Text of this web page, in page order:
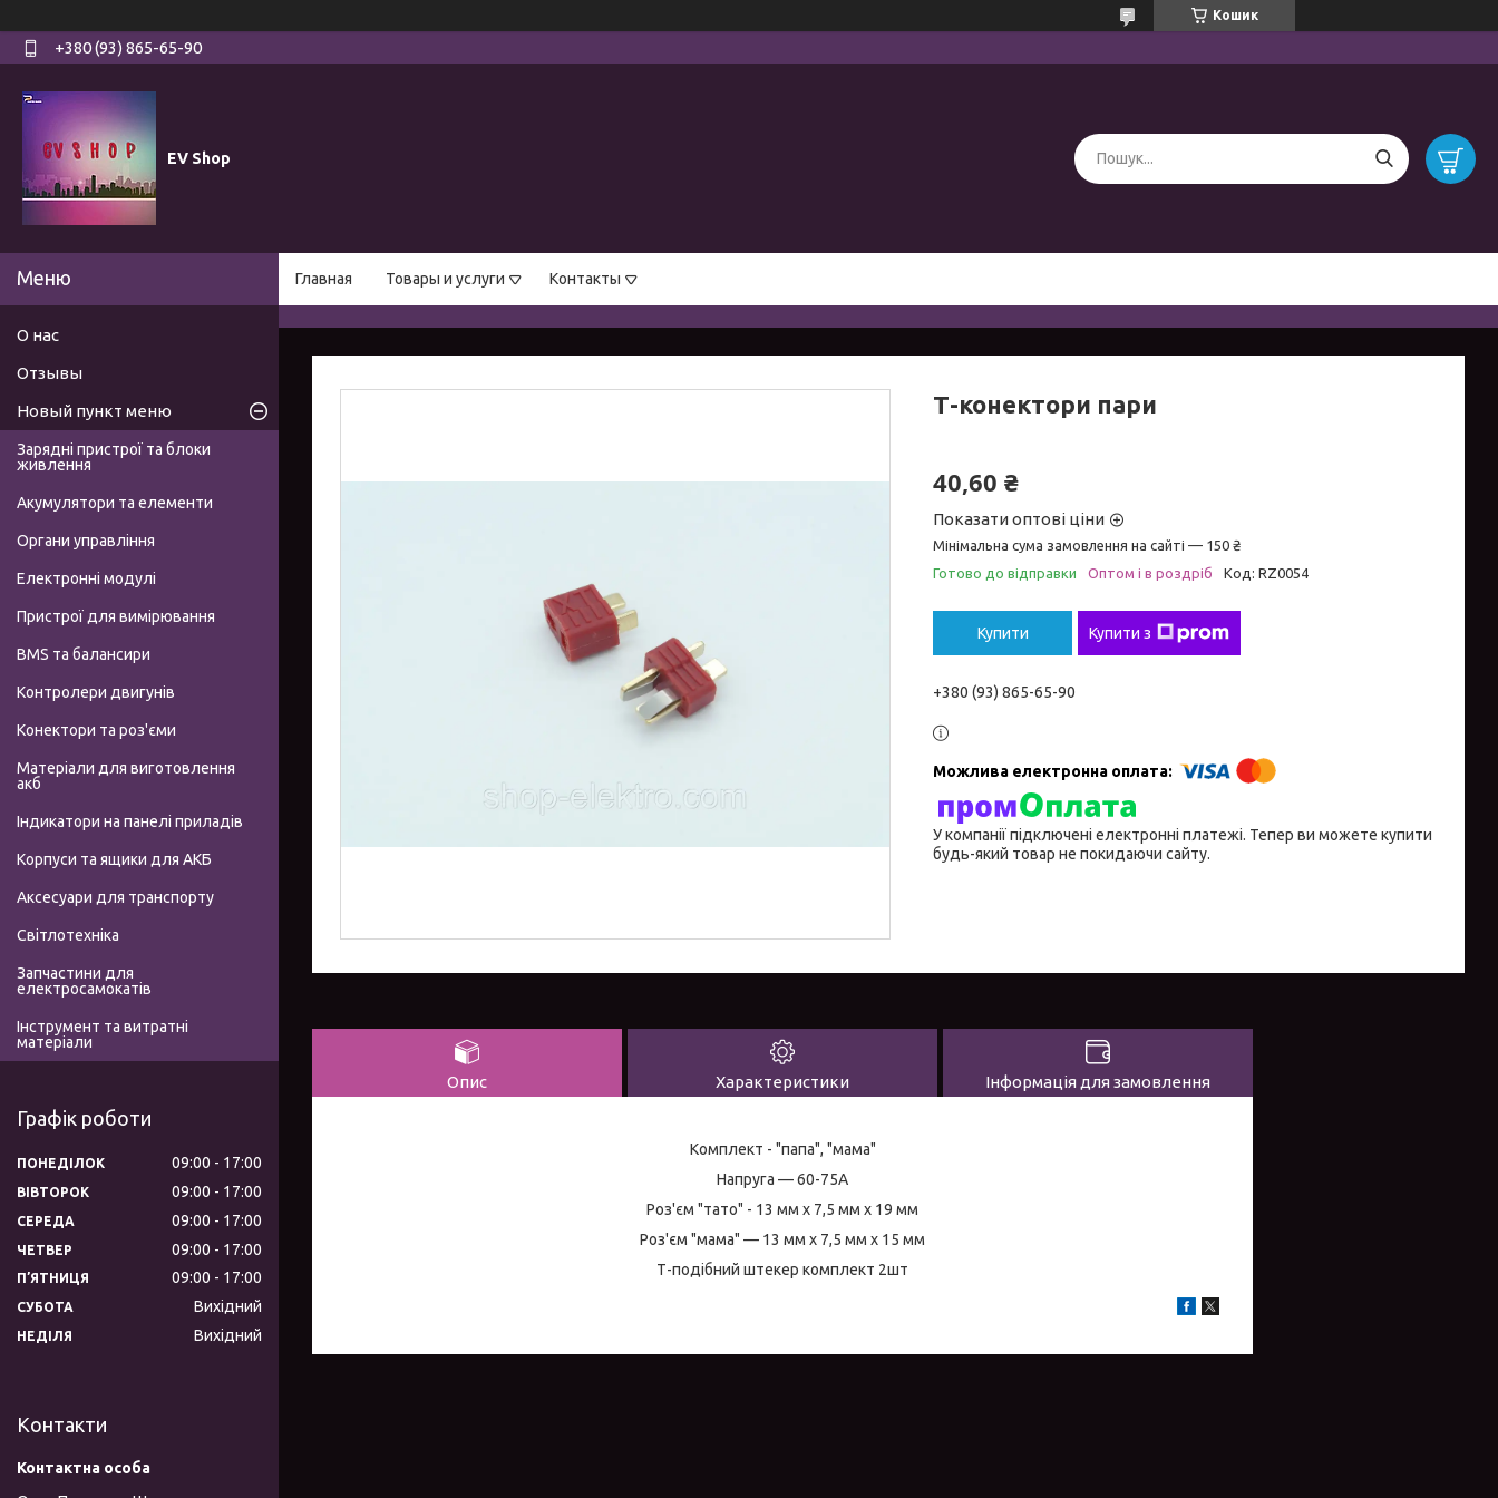
Кошик
+380 (93) 865-65-90
EV Shop
Главная Товары и услуги Контакты
Т-конектори пари
40,60 ₴
Показати оптові ціни
Мінімальна сума замовлення на сайті — 150 ₴
Готово до відправки
Оптом і в роздріб Код: RZ0054
Купити Купити з
+380 (93) 865-65-90
У компанії підключені електронні платежі. Тепер ви можете купити
будь-який товар не покидаючи сайту.
Опис Характеристики Інформація для замовлення
Комплект - "папа", "мама"
Напруга — 60-75A
Роз'єм "тато" - 13 мм x 7,5 мм x 19 мм
Роз'єм "мама" — 13 мм x 7,5 мм x 15 мм
Т-подібний штекер комплект 2шт
О нас
Отзывы
Новый пункт меню
Зарядні пристрої та блоки
живлення
Акумулятори та елементи
Органи управління
Електронні модулі
Пристрої для вимірювання
BMS та балансири
Контролери двигунів
Конектори та роз'єми
Матеріали для виготовлення
акб
Індикатори на панелі приладів
Корпуси та ящики для АКБ
Аксесуари для транспорту
Світлотехніка
Запчастини для
електросамокатів
Інструмент та витратні
матеріали
Графік роботи
ПОНЕДІЛОК 09:00 17:00
ВІВТОРОК 09:00 17:00
СЕРЕДА 09:00 17:00
ЧЕТВЕР 09:00 17:00
ПʼЯТНИЦЯ 09:00 17:00
СУБОТА Вихідний
НЕДІЛЯ Вихідний
Контакти